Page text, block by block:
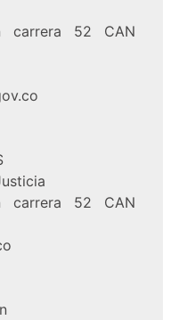
carrera 52 CAN
carrera 52 CAN